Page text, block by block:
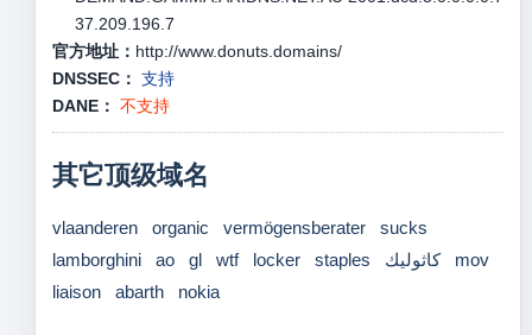
37.209.196.7
官方地址： http://www.donuts.domains/
DNSSEC： 支持
DANE： 不支持
其它顶级域名
vlaanderen organic vermögensberater
sucks
lamborghini
ao gl wtf locker staples كاثوليك
mov
liaison
abarth nokia